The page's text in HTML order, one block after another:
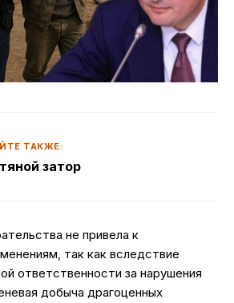
ТАКЖЕ:
затор
не привела к
так как вследствие
ответственности за нарушения
добыча драгоценных